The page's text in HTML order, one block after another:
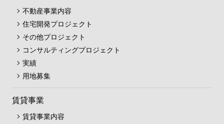
不動産事業内容
住宅開発プロジェクト
その他プロジェクト
コンサルティングプロジェクト
実績
用地募集
賃貸事業
賃貸事業内容